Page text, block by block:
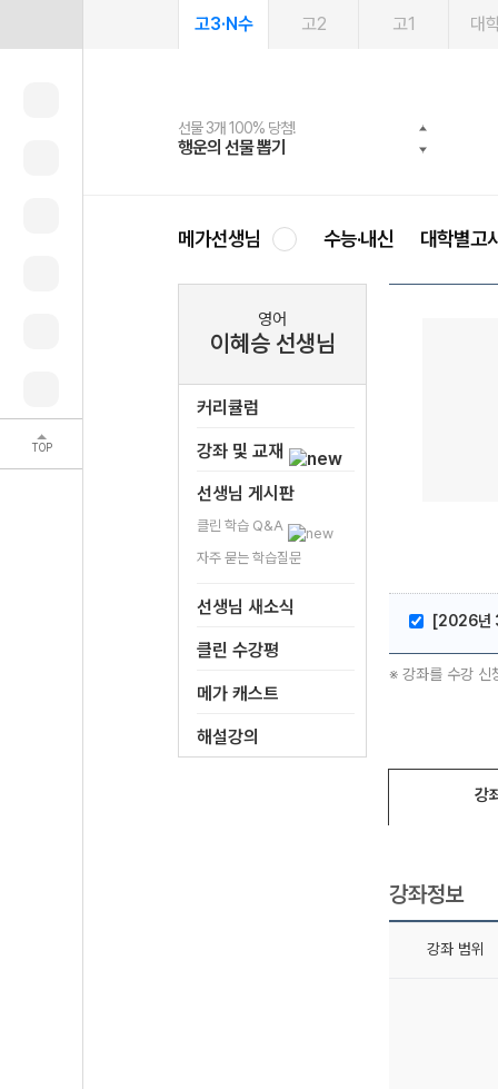
TOP
고3·N수 고2 고1 대
선물 3개 100% 당첨!
행운의 선물 뽑기
선물 100% 증정!
메가스터디 X 올리브
여름방학 스터디 캐시백
메가런 썸머스쿨
2027 러셀 단과
강사 공개선발
스마트러닝앱
설문 EVENT
메가패스
3일 무료 체험권
메가패스 수강생 무료혜택!
메가클럽 멤버십
사회공헌 캠페인
희망이룸 메가나눔
메가선생님 수능·내신 대학별고
영어
이혜승 선생님
커리큘럼
강좌 및 교재
선생님 게시판
클린 학습 Q&A
자주 묻는 학습질문
선생님 새소식
클린 수강평
메가 캐스트
해설강의
[2026년
※ 강좌를 수강 신
강
강좌정보
강좌 범위